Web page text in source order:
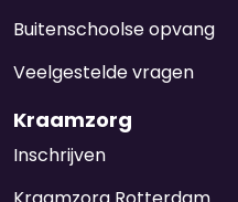
Buitenschoolse opvang
Veelgestelde vragen
Kraamzorg
Inschrijven